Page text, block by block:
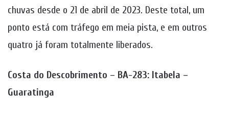
chuvas desde o 21 de abril de 2023. Deste total, um
ponto está com tráfego em meia pista, e em outros
quatro já foram totalmente liberados.
Costa do Descobrimento – BA-283: Itabela –
Guaratinga